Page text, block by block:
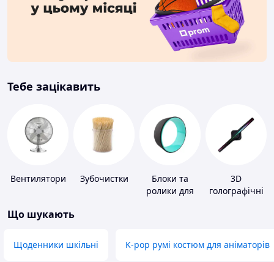
Тебе зацікавить
Вентилятори Зубочистки
Блоки та
ролики для
3D
голографічні
Що шукають
Щоденники шкільні K-pop румі костюм для аніматорів